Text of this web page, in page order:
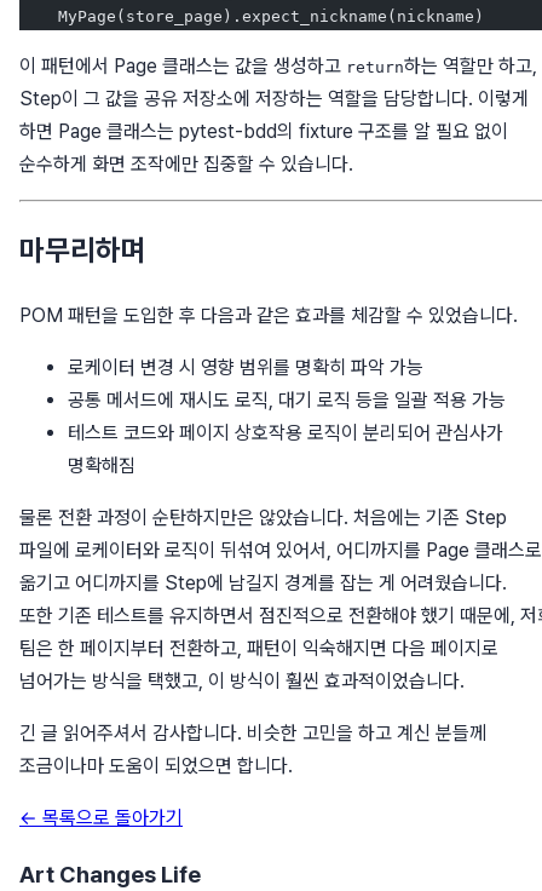
    MyPage(store_page).expect_nickname(nickname)
이 패턴에서 Page 클래스는 값을 생성하고 return하는 역할만 하고,
Step이 그 값을 공유 저장소에 저장하는 역할을 담당합니다. 이렇게
하면 Page 클래스는 pytest-bdd의 fixture 구조를 알 필요 없이
순수하게 화면 조작에만 집중할 수 있습니다.
마무리하며
POM 패턴을 도입한 후 다음과 같은 효과를 체감할 수 있었습니다.
로케이터 변경 시 영향 범위를 명확히 파악 가능
공통 메서드에 재시도 로직, 대기 로직 등을 일괄 적용 가능
테스트 코드와 페이지 상호작용 로직이 분리되어 관심사가
명확해짐
물론 전환 과정이 순탄하지만은 않았습니다. 처음에는 기존 Step
파일에 로케이터와 로직이 뒤섞여 있어서, 어디까지를 Page 클래스로
옮기고 어디까지를 Step에 남길지 경계를 잡는 게 어려웠습니다.
또한 기존 테스트를 유지하면서 점진적으로 전환해야 했기 때문에, 저
팀은 한 페이지부터 전환하고, 패턴이 익숙해지면 다음 페이지로
넘어가는 방식을 택했고, 이 방식이 훨씬 효과적이었습니다.
긴 글 읽어주셔서 감사합니다. 비슷한 고민을 하고 계신 분들께
조금이나마 도움이 되었으면 합니다.
← 목록으로 돌아가기
Art Changes Life